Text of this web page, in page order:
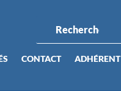
CONTACT ADHÉRENT